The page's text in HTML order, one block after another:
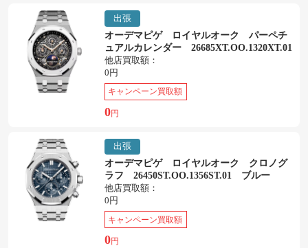
出張
オーデマピゲ ロイヤルオーク パーペチ
ュアルカレンダー 26685XT.OO.1320XT.01
他店買取額：
0円
キャンペーン買取額
0円
出張
オーデマピゲ ロイヤルオーク クロノグ
ラフ 26450ST.OO.1356ST.01 ブルー
他店買取額：
0円
キャンペーン買取額
0円